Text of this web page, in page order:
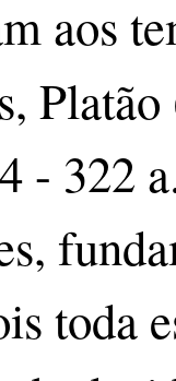
aos
Platão
- 322
toda